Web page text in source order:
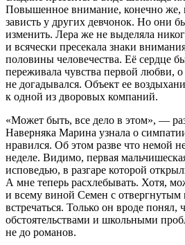
Повышенное внимание, конечно же,
зависть у других девчонок. Но они
изменить. Лера же не выделяла
и всячески пресекала знаки
половины человечества. Её сердце
переживала чувства первой любви,
не догадывался. Объект ее
к одной из дворовых компаний.
«Может быть, все дело в этом», —
Наверняка Марина узнала о
нравился. Об этом разве что немой
неделе. Видимо, первая
исповедью, в разгаре которой
А мне теперь расхлебывать. Хотя,
и всему виной Семен с отвергнутым
встречаться. Только он вроде
обстоятельствами и школьными
не до романов.